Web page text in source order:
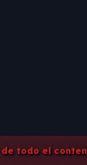
todo el